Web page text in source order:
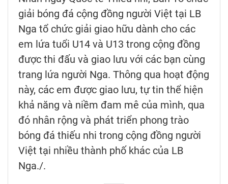
giải bóng đá cộng đồng người Việt tại LB
Nga tổ chức giải giao hữu dành cho các
em lứa tuổi U14 và U13 trong cộng đồng
được thi đấu và giao lưu với các bạn cùng
trang lứa người Nga. Thông qua hoạt động
này, các em được giao lưu, tự tin thể hiện
khả năng và niềm đam mê của mình, qua
đó nhân rộng và phát triển phong trào
bóng đá thiếu nhi trong cộng đồng người
Việt tại nhiều thành phố khác của LB
Nga./.